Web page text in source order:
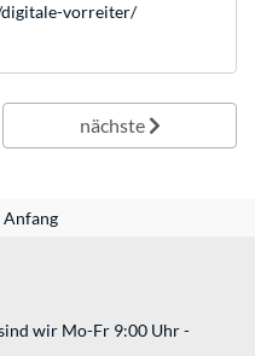
digitale-vorreiter/
nächste
wir Mo-Fr 9:00 Uhr -